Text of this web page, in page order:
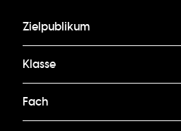
Zielpublikum
Klasse
Fach